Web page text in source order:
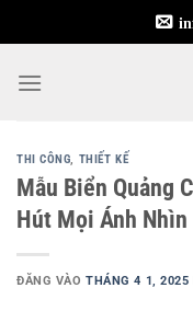
qua
dung
THI CÔNG, THIẾT KẾ
Mẫu Biển Quảng
Hút Mọi Ánh
ĐĂNG VÀOTHÁNG 4 1, 2025